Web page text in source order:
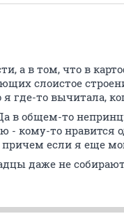
а в том, что в
слоистое
где-то вычитала,
в общем-то
- кому-то нравится
причем если я еще
даже не